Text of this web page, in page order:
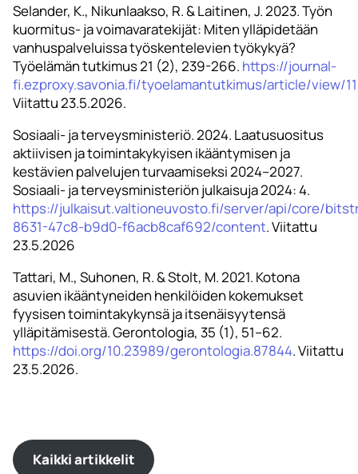
Selander, K., Nikunlaakso, R. & Laitinen, J. 2023. Työn
kuormitus- ja voimavaratekijät: Miten ylläpidetään
vanhuspalveluissa työskentelevien työkykyä?
Työelämän tutkimus 21 (2), 239-266. https://journal-
fi.ezproxy.savonia.fi/tyoelamantutkimus/article/view/
Viitattu 23.5.2026.
Sosiaali- ja terveysministeriö. 2024. Laatusuositus
aktiivisen ja toimintakykyisen ikääntymisen ja
kestävien palvelujen turvaamiseksi 2024–2027.
Sosiaali- ja terveysministeriön julkaisuja 2024: 4.
https://julkaisut.valtioneuvosto.fi/server/api/core/
8631-47c8-b9d0-f6acb8caf692/content. Viitattu
23.5.2026
Tattari, M., Suhonen, R. & Stolt, M. 2021. Kotona
asuvien ikääntyneiden henkilöiden kokemukset
fyysisen toimintakykynsä ja itsenäisyytensä
ylläpitämisestä. Gerontologia, 35 (1), 51–62.
https://doi.org/10.23989/gerontologia.87844. Viitattu
23.5.2026.
Kaikki artikkelit